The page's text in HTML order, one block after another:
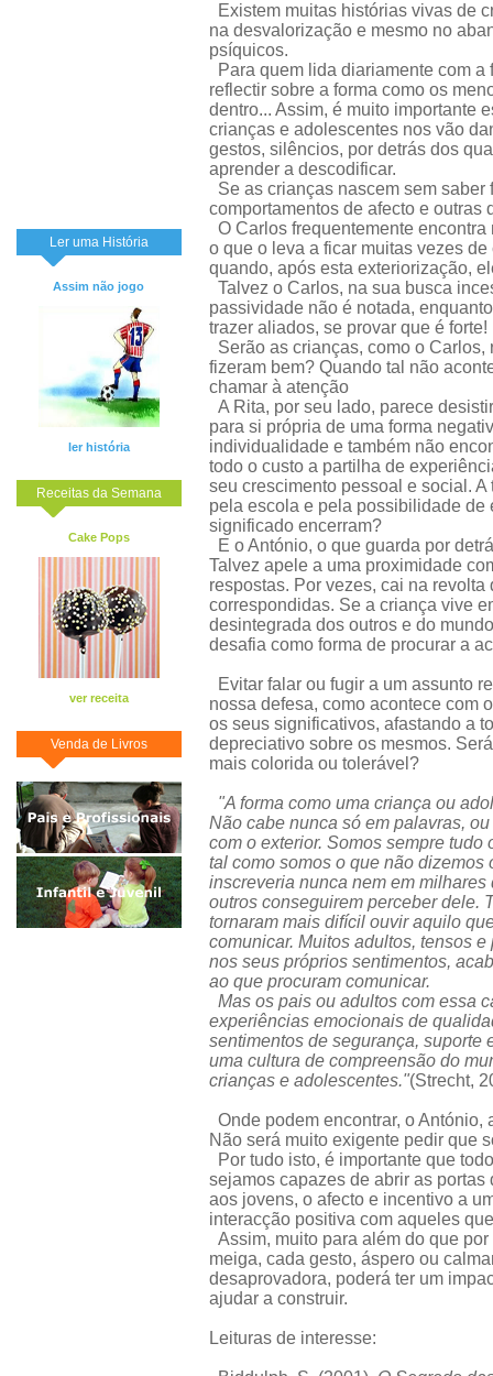
Ler uma História
Assim não jogo
ler história
Receitas da Semana
Cake Pops
ver receita
Venda de Livros
Existem muitas histórias vivas de
na desvalorização e mesmo no
psíquicos.
Para quem lida diariamente com
reflectir sobre a forma como os
dentro... Assim, é muito importante
crianças e adolescentes nos vão
gestos, silêncios, por detrás dos
aprender a descodificar.
Se as crianças nascem sem
comportamentos de afecto e outras
O Carlos frequentemente
o que o leva a ficar muitas vezes
quando, após esta exteriorização,
Talvez o Carlos, na sua busca
passividade não é notada,
trazer aliados, se provar que é forte!
Serão as crianças, como o
fizeram bem? Quando tal não
chamar à atenção
A Rita, por seu lado, parece
para si própria de uma forma
individualidade e também não
todo o custo a partilha de
seu crescimento pessoal e social.
pela escola e pela possibilidade
significado encerram?
E o António, o que guarda por
Talvez apele a uma proximidade
respostas. Por vezes, cai na
correspondidas. Se a criança vive
desintegrada dos outros e do
desafia como forma de procurar a
Evitar falar ou fugir a um assunto
nossa defesa, como acontece com
os seus significativos, afastando a
depreciativo sobre os mesmos.
mais colorida ou tolerável?
"A forma como uma criança ou
Não cabe nunca só em palavras,
com o exterior. Somos sempre
tal como somos o que não dizemos
inscreveria nunca nem em
outros conseguirem perceber dele.
tornaram mais difícil ouvir aquilo
comunicar. Muitos adultos, tensos
nos seus próprios sentimentos,
ao que procuram comunicar.
Mas os pais ou adultos com essa
experiências emocionais de
sentimentos de segurança, suporte
uma cultura de compreensão do
crianças e adolescentes."(Strecht,
Onde podem encontrar, o
Não será muito exigente pedir que
Por tudo isto, é importante que
sejamos capazes de abrir as
aos jovens, o afecto e incentivo a
interacção positiva com aqueles
Assim, muito para além do que
meiga, cada gesto, áspero ou
desaprovadora, poderá ter um
ajudar a construir.
Leituras de interesse: